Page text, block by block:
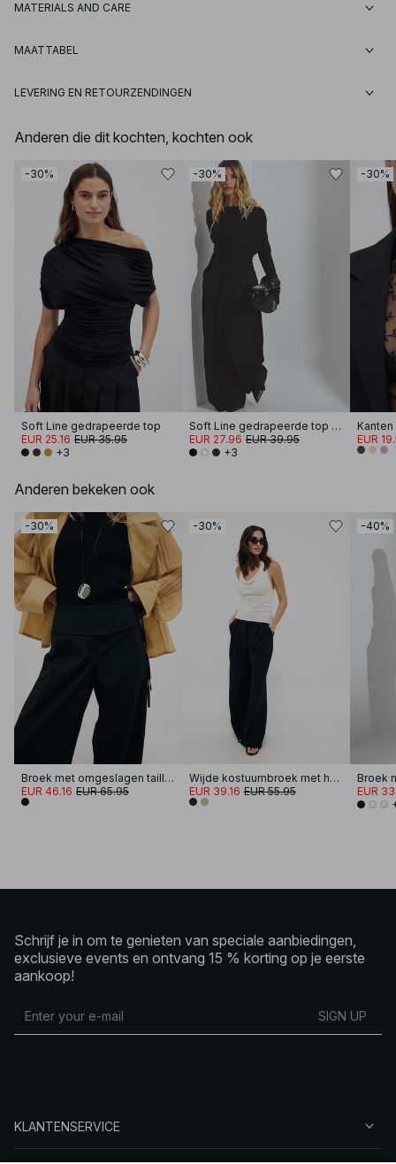
MATERIALS AND CARE
MAATTABEL
LEVERING EN RETOURZENDINGEN
Anderen die dit kochten, kochten ook
-30%
Soft Line gedrapeerde top
EUR 25.16 EUR 35.95
+3
-30%
Soft Line gedrapeerde top met lange mouwen
EUR 27.96 EUR 39.95
+3
-30%
EUR
Anderen bekeken ook
-30%
Broek met omgeslagen tailleband
EUR 46.16 EUR 65.95
-30%
Wijde kostuumbroek met hoge taille
EUR 39.16 EUR 55.95
-40%
EUR
Schrijf je in om te genieten van speciale aanbiedingen,
exclusieve events en ontvang 15 % korting op je eerste
aankoop!
SIGN UP
KLANTENSERVICE